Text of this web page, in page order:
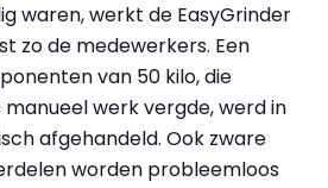
waren, werkt de EasyGrinder
zo de medewerkers. Een
van 50 kilo, die
werk vergde, werd in
afgehandeld. Ook zware
worden probleemloos